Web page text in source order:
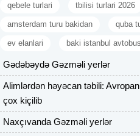
qebele turlari tbilisi turlari 2026
amsterdam turu bakidan quba
ev elanlari baki istanbul avtobus
Gədəbəydə Gəzməli yerlər
Alimlərdən həyəcan təbili:
çox kiçilib
Naxçıvanda Gəzməli yerlər